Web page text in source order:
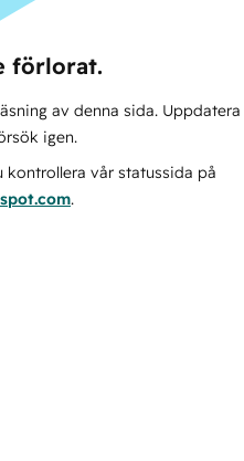
förlorat.
av denna sida. Uppdatera
igen.
vår statussida på
.